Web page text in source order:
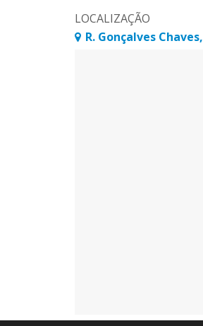
LOCALIZAÇÃO
] R. Gonçalves